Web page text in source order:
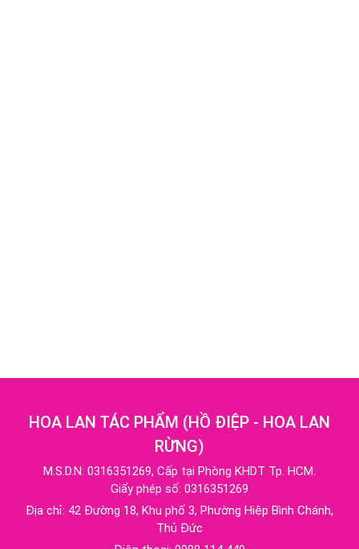
HOA LAN TÁC PHẨM (HỒ ĐIỆP - HOA LAN
RỪNG)
M.S.D.N: 0316351269, Cấp tại Phòng KHDT Tp. HCM.
Giấy phép số: 0316351269
Địa chỉ: 42 Đường 18, Khu phố 3, Phường Hiệp Bình Chánh,
Thủ Đức